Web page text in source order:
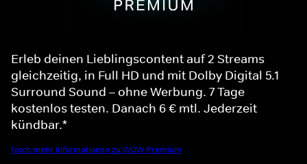
Erleb deinen Lieblingscontent auf 2 Streams
gleichzeitig, in Full HD und mit Dolby Digital 5.1
Surround Sound – ohne Werbung. 7 Tage
kostenlos testen. Danach 6 € mtl. Jederzeit
kündbar.*
Noch mehr Informationen zu WOW Premium